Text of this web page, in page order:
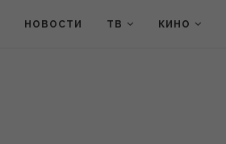
НОВОСТИ ТВ КИНО